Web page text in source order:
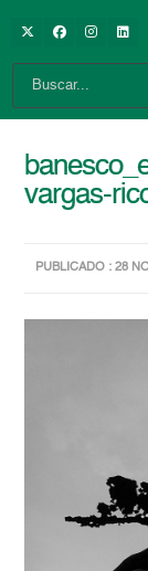
vargas-
PUBLICADO : 28